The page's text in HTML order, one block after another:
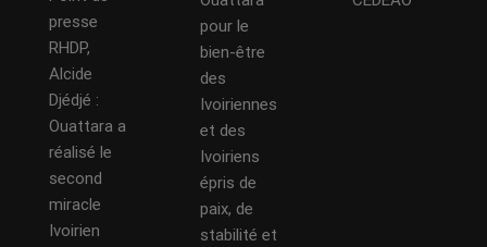
presse
RHDP,
Alcide
Djédjé :
Ouattara a
réalisé le
second
miracle
Ivoirien
pour le
bien-être
des
Ivoiriennes
et des
Ivoiriens
épris de
paix, de
stabilité et